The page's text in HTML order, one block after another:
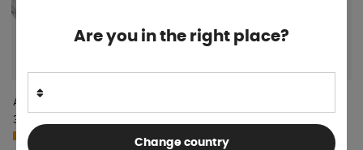
AL-KO Cykelhållare Velo IV för
3 Cyklar
Beställningsvara 4-9 dagar
Are you in the right place?
Change country